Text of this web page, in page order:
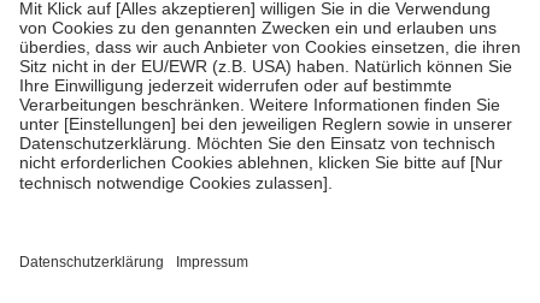
fallenkeine Zuzahlungenan bei:
• Kindern und Jugendlichen bis zum vollendeten 18. Lebensjahr
mit Ausnahme der Fahrkosten
• Untersuchungen zur Vorsorge und Früherkennung, die von der
GKV getragen werden
• empfohlenen Schutzimpfungen
• Harn- und Blutteststreifen
getroffen, um sicherzustellen, dass es sich um echte Bewertungen